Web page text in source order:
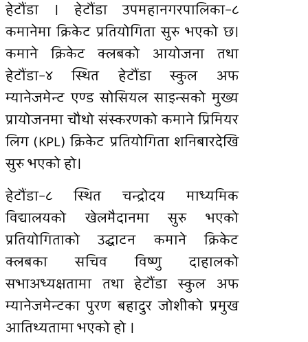
हेटौंडा । हेटौंडा उपमहानगरपालिका–८
कमानेमा क्रिकेट प्रतियोगिता सुरु भएको छ।
कमाने क्रिकेट क्लबको आयोजना तथा
हेटौंडा–४ स्थित हेटौंडा स्कुल अफ
म्यानेजमेन्ट एण्ड सोसियल साइन्सको मुख्य
प्रायोजनमा चौथो संस्करणको कमाने प्रिमियर
लिग (KPL) क्रिकेट प्रतियोगिता शनिबारदेखि
सुरु भएको हो।
हेटौंडा–८ स्थित चन्द्रोदय माध्यमिक
विद्यालयको खेलमैदानमा सुरु भएको
प्रतियोगिताको उद्घाटन कमाने क्रिकेट
क्लबका सचिव विष्णु दाहालको
सभाअध्यक्षतामा तथा हेटौंडा स्कुल अफ
म्यानेजमेन्टका पुरण बहादुर जोशीको प्रमुख
आतिथ्यतामा भएको हो ।